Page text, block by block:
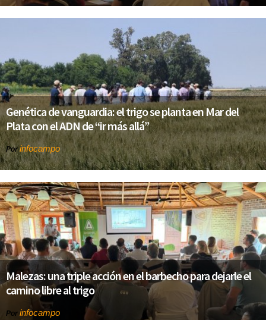
Genética de vanguardia: el trigo se planta en Mar del
Plata con el ADN de “ir más allá”
Porinfocampo
Malezas: una triple acción en el barbecho para dejarle el
camino libre al trigo
Por infocampo